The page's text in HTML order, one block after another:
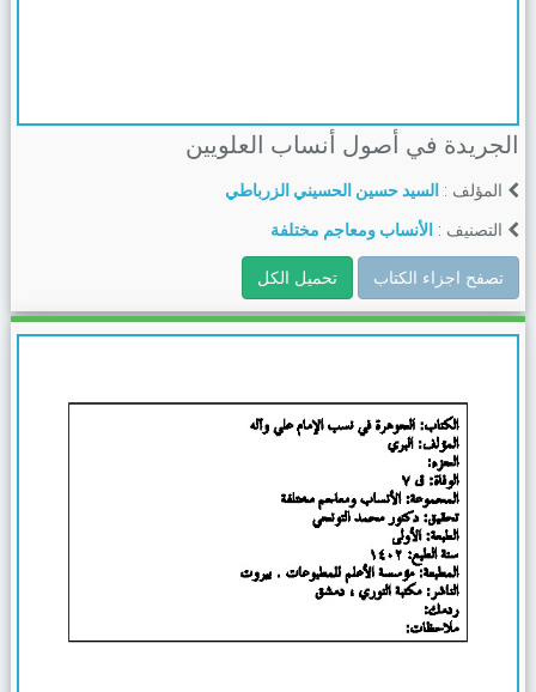
الجريدة في أصول أنساب العلويين
المؤلف : السيد حسين الحسيني الزرباطي
التصنيف : الأنساب ومعاجم مختلفة
تصفح اجزاء الكتاب تحميل الكل